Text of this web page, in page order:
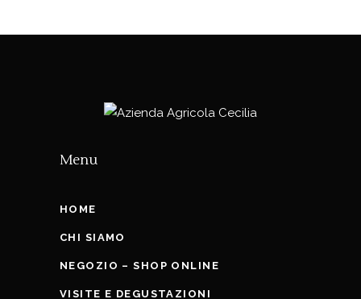
Menu
HOME
CHI SIAMO
NEGOZIO – SHOP ONLINE
VISITE E DEGUSTAZIONI